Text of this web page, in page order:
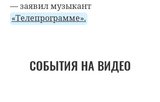
— заявил музыкант
«Телепрограмме».
СОБЫТИЯ НА ВИДЕО